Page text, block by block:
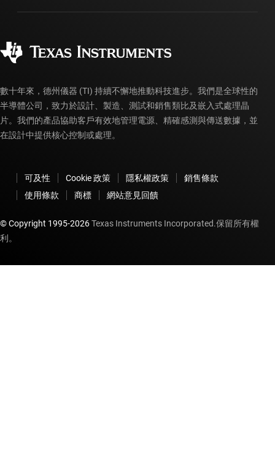
製造
myTI 帳戶常見問題解答
訂購 FAQ
數十年來，德州儀器 (TI) 持續不懈地推動科技進步。我們是全球性的
半導體公司，致力於設計、製造、測試和銷售類比及嵌入式處理晶
片。我們的產品協助客戶有效地管理電源、精確感測與傳送數據，並
在設計中提供核心控制或處理。
可及性 Cookie 政策 隱私權政策
銷售條款
使用條款
商標 網站意見回饋
© Copyright 1995-2026Texas Instruments Incorporated.保留所有權
利。